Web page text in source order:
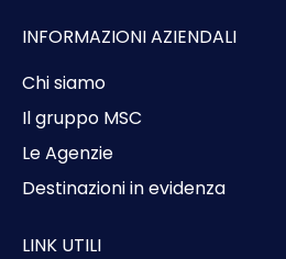
INFORMAZIONI AZIENDALI
Chi siamo
Il gruppo MSC
Le Agenzie
Destinazioni in evidenza
LINK UTILI